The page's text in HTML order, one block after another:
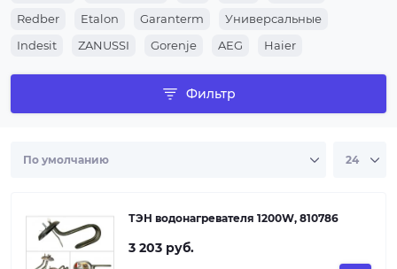
Redber
Etalon Garanterm
Универсальные
Indesit
ZANUSSI Gorenje AEG
Haier
Электролюкс
Аристон Термекс
Фильтр
ТЭН водонагревателя 1200W, 810786
3 203 руб.